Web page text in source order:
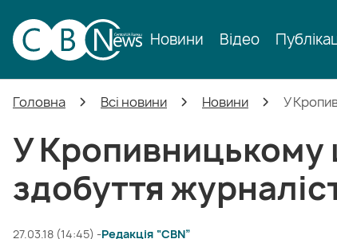
Новини Відео
Головна Всі новини Новини У
У Кропивницькому
здобуття
27.03.18 (14:45) -Редакція “CBN”